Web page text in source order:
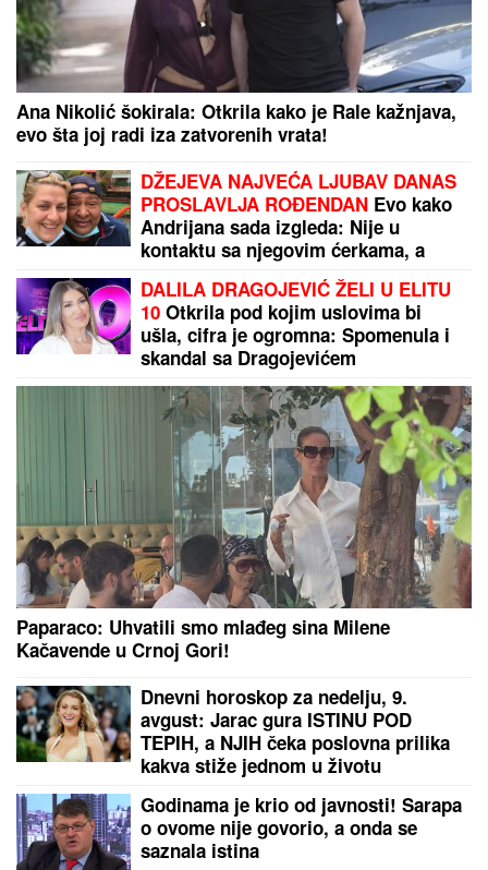
Teniska kruna se zaljuljala: Sabalenka eliminisana u
Torontu, poraz koji može mnogo da boli
Ovo su najbolji stranci u istoriji NBA lige - evo gde
se nalazi Nikola Jokić
"POVRATAK KORENIMA"Ana Divac pokazala rodni
kraj, a evo u kakvom luksuzu u Americi se baškari
sa Vladom! Jedna stvar je BAŠ PRIVUKLA PAŽNJU
(FOTO)
by Aklamator
PREPORUKA ZA VAS